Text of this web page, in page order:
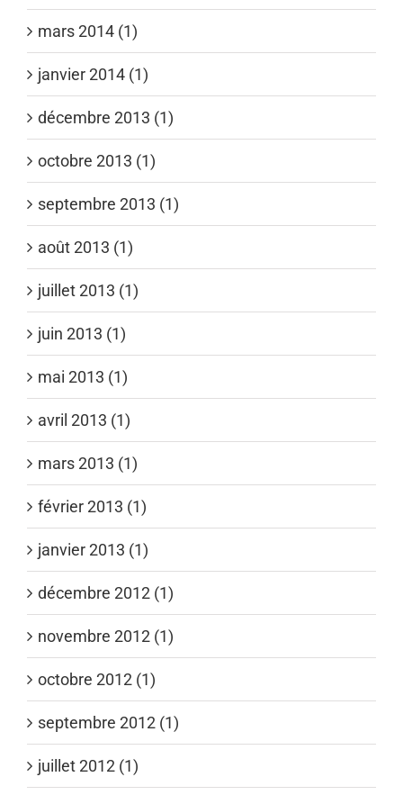
mars 2014 (1)
janvier 2014 (1)
décembre 2013 (1)
octobre 2013 (1)
septembre 2013 (1)
août 2013 (1)
juillet 2013 (1)
juin 2013 (1)
mai 2013 (1)
avril 2013 (1)
mars 2013 (1)
février 2013 (1)
janvier 2013 (1)
décembre 2012 (1)
novembre 2012 (1)
octobre 2012 (1)
septembre 2012 (1)
juillet 2012 (1)